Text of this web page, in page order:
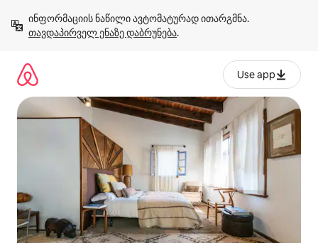
გადასვლა
თავდაპირველ ენაზე დაბრუნება.
Use app